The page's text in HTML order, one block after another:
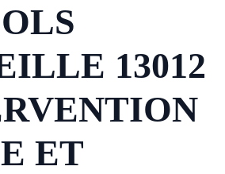
13012
ET